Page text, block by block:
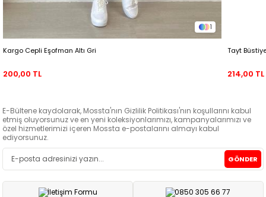
1
Kargo Cepli Eşofman Altı Gri
200,00 TL
Tayt
214,00 TL
E-Bültene kaydolarak, Mossta'nın Gizlilik Politikası'nın koşullarını kabul
etmiş oluyorsunuz ve en yeni koleksiyonlarımızı, kampanyalarımızı ve
özel hizmetlerimizi içeren Mossta e-postalarını almayı kabul
ediyorsunuz.
GÖNDER
İletişim Formu 0850 305 66 77